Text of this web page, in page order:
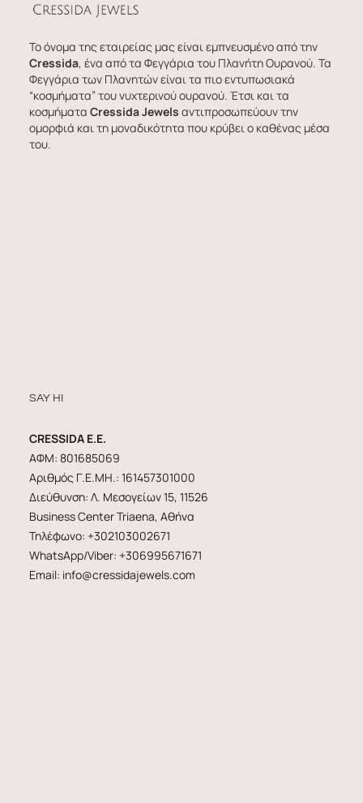
Το όνομα της εταιρείας μας είναι εμπνευσμένο από την
Cressida, ένα από τα Φεγγάρια του Πλανήτη Ουρανού. Τα
Φεγγάρια των Πλανητών είναι τα πιο εντυπωσιακά
“κοσμήματα” του νυχτερινού ουρανού. Έτσι και τα
κοσμήματα Cressida Jewels αντιπροσωπεύουν την
ομορφιά και τη μοναδικότητα που κρύβει ο καθένας μέσα
του.
SAY HI
CRESSIDA E.E.
ΑΦΜ: 801685069
Αριθμός Γ.Ε.ΜΗ.: 161457301000
Διεύθυνση: Λ. Μεσογείων 15, 11526
Business Center Triaena, Αθήνα
Τηλέφωνο: +302103002671
WhatsApp/Viber: +306995671671
Email: info@cressidajewels.com